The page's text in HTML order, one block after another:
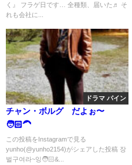
く』 フラゲ日です… 全種類、届いた♬ そ
れも会社に...
ドラマ パイン
チャン・ボルグ だよぉ〜
🧑🏻‍🦱
この投稿をInstagramで見る
yunho(@yunho2154)がシェアした投稿 장
벌구여라~잉🧑🏻&...